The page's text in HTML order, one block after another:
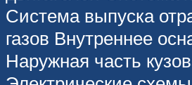
Система выпуска
газов Внутреннее
Наружная часть